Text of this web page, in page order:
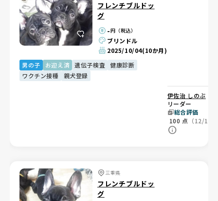
フレンチブルドッ
グ
-円（税込）
ブリンドル
2025/10/04(10か月)
男の子
お迎え済 遺伝子検査
健康診断
ワクチン接種
親犬登録
伊佐治 しのぶ
リーダー
総合評価
100 点 （12/12）
三重県
フレンチブルドッ
グ